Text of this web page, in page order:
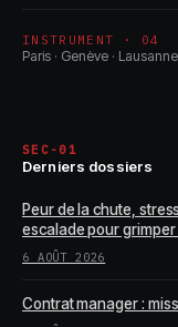
INSTRUMENT · 04
Paris · Genève · Lausanne
SEC-01
Derniers dossiers
Peur de la chute,
escalade pour grimper
6 AOÛT 2026
Contrat manager :